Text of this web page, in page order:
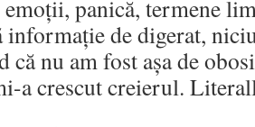
panică, termene
de digerat,
că nu am fost așa de
a crescut creierul.